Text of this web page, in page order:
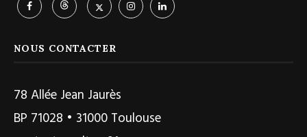
NOUS CONTACTER
78 Allée Jean Jaurès
BP 71028 • 31000 Toulouse